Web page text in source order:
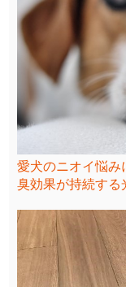
愛犬のニオイ悩み
臭効果が持続する